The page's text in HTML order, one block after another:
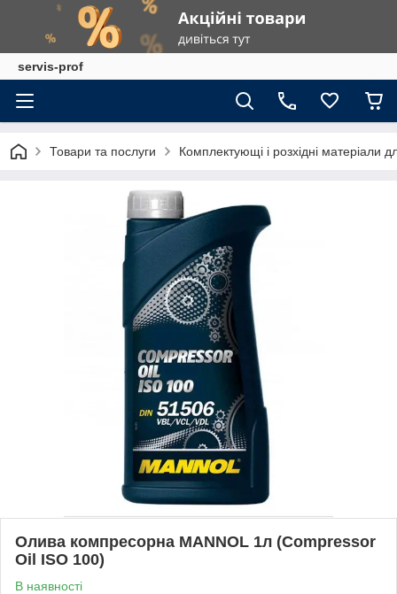
servis-prof
Товари та послуги Комплектующі і розхідні матеріали
Олива компресорна MANNOL 1л (Compressor
Oil ISO 100)
В наявності